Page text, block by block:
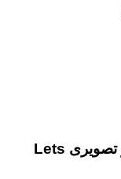
پخش مجموعه فایل های صوتی و تصویری Lets